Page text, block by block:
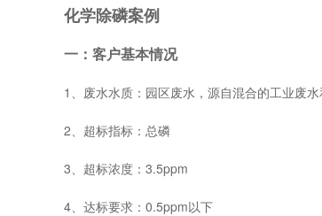
化学除磷案例
一：客户基本情况
1、废水水质：园区废水，源自混合的工业废
2、超标指标：总磷
3、超标浓度：3.5ppm
4、达标要求：0.5ppm以下